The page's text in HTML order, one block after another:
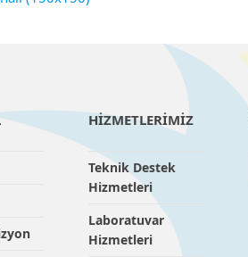
HİZMETLERİMİZ
Teknik Destek
Hizmetleri
Laboratuvar
Hizmetleri